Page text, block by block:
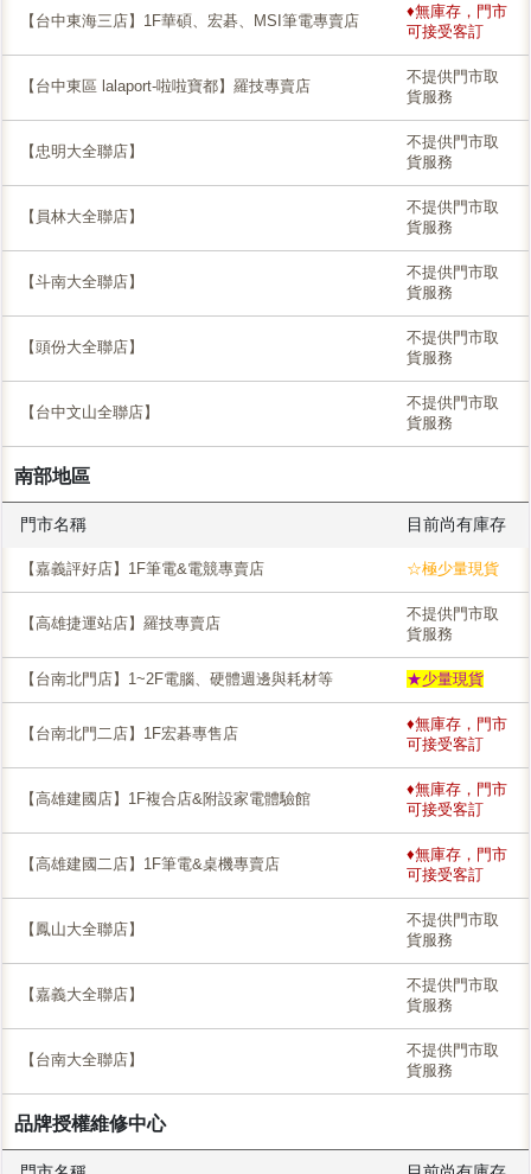
【台中東海三店】1F華碩、宏碁、MSI筆電專賣店
♦無庫存，門市
可接受客訂
【台中東區 lalaport-啦啦寶都】羅技專賣店
不提供門市取
貨服務
【忠明大全聯店】
不提供門市取
貨服務
【員林大全聯店】
不提供門市取
貨服務
【斗南大全聯店】
不提供門市取
貨服務
【頭份大全聯店】
不提供門市取
貨服務
【台中文山全聯店】
不提供門市取
貨服務
南部地區
門市名稱 目前尚有庫存
【嘉義評好店】1F筆電&電競專賣店 ☆極少量現貨
【高雄捷運站店】羅技專賣店
不提供門市取
貨服務
【台南北門店】1~2F電腦、硬體週邊與耗材等 ★少量現貨
【台南北門二店】1F宏碁專售店
♦無庫存，門市
可接受客訂
【高雄建國店】1F複合店&附設家電體驗館
♦無庫存，門市
可接受客訂
【高雄建國二店】1F筆電&桌機專賣店
♦無庫存，門市
可接受客訂
【鳳山大全聯店】
不提供門市取
貨服務
【嘉義大全聯店】
不提供門市取
貨服務
【台南大全聯店】
不提供門市取
貨服務
品牌授權維修中心